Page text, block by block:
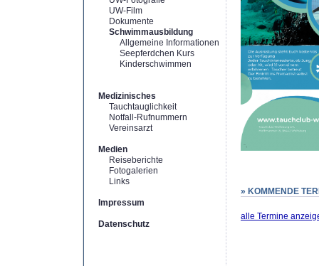
UW-Film
Dokumente
Schwimmausbildung
Allgemeine Informationen
Seepferdchen Kurs
Kinderschwimmen
Medizinisches
Tauchtauglichkeit
Notfall-Rufnummern
Vereinsarzt
Medien
Reiseberichte
Fotogalerien
Links
Impressum
Datenschutz
» KOMMENDE
alle Termine